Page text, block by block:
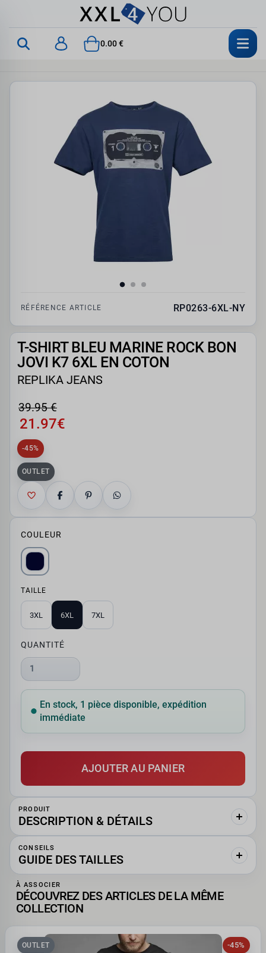
0.00 €
RÉFÉRENCE ARTICLE RP0263-6XL-NY
T-SHIRT BLEU MARINE ROCK BON
JOVI K7 6XL EN COTON
REPLIKA JEANS
39.95 €
21.97€
-45%
OUTLET
COULEUR
TAILLE
3XL 6XL 7XL
QUANTITÉ
1
En stock, 1 pièce disponible, expédition
immédiate
AJOUTER AU PANIER
PRODUIT
DESCRIPTION & DÉTAILS
CONSEILS
GUIDE DES TAILLES
À ASSOCIER
DÉCOUVREZ DES ARTICLES DE LA MÊME
COLLECTION
-45%
OUTLET